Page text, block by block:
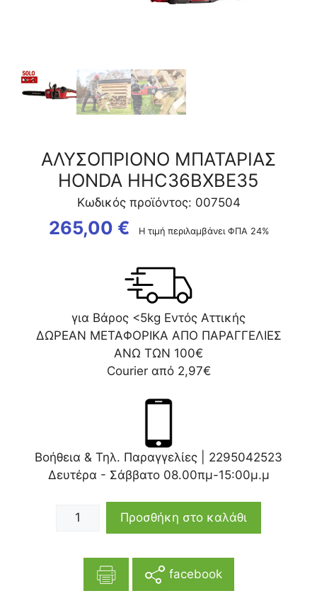
ΑΛΥΣΟΠΡΙΟΝΟ ΜΠΑΤΑΡΙΑΣ
HONDA HHC36BXBE35
Κωδικός προϊόντος: 007504
265,00 € Η τιμή περιλαμβάνει ΦΠΑ 24%
για Βάρος <5kg Εντός Αττικής
ΔΩΡΕΑΝ ΜΕΤΑΦΟΡΙΚΑ ΑΠΟ ΠΑΡΑΓΓΕΛΙΕΣ
ΑΝΩ ΤΩΝ 100€
Courier από 2,97€
Βοήθεια & Τηλ. Παραγγελίες | 2295042523
Δευτέρα - Σάββατο 08.00πμ-15:00μ.μ
Προσθήκη στο καλάθι
facebook